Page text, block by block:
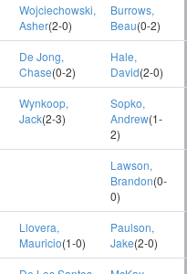
Wojciechowski,
Asher(2-0)
Burrows,
Beau(0-2)
De Jong,
Chase(0-2)
Hale,
David(2-0)
Wynkoop,
Jack(2-3)
Sopko,
Andrew(1-
2)
Lawson,
Brandon(0-
0)
Llovera,
Mauricio(1-0)
Paulson,
Jake(2-0)